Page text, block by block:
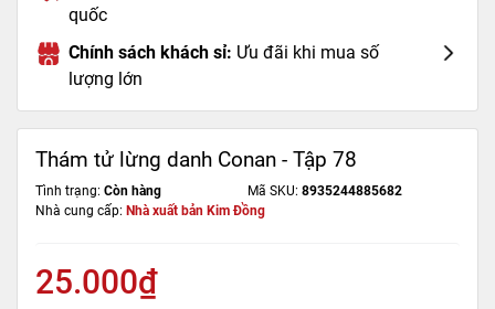
quốc
Chính sách khách sỉ: Ưu đãi khi mua số
lượng lớn
Thám tử lừng danh Conan - Tập 78
Tình trạng: Còn hàng Mã SKU: 8935244885682
Nhà cung cấp: Nhà xuất bản Kim Đồng
25.000₫